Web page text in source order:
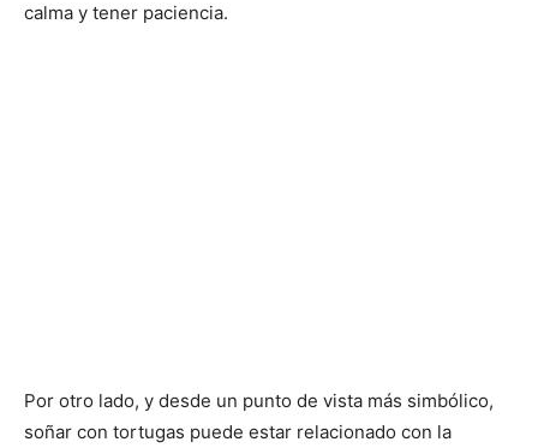
calma y tener paciencia.
Por otro lado, y desde un punto de vista más simbólico,
soñar con tortugas puede estar relacionado con la